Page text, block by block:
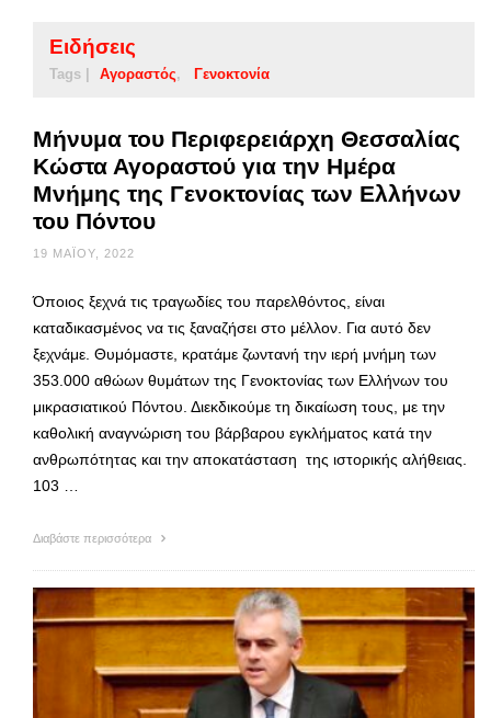
Ειδήσεις
Tags | Αγοραστός Γενοκτονία
Μήνυμα του Περιφερειάρχη Θεσσαλίας
Κώστα Αγοραστού για την Ημέρα
Μνήμης της Γενοκτονίας των Ελλήνων
του Πόντου
19 ΜΑΪ́ΟΥ, 2022
Όποιος ξεχνά τις τραγωδίες του παρελθόντος, είναι
καταδικασμένος να τις ξαναζήσει στο μέλλον. Για αυτό δεν
ξεχνάμε. Θυμόμαστε, κρατάμε ζωντανή την ιερή μνήμη των
353.000 αθώων θυμάτων της Γενοκτονίας των Ελλήνων του
μικρασιατικού Πόντου. Διεκδικούμε τη δικαίωση τους, με την
καθολική αναγνώριση του βάρβαρου εγκλήματος κατά την
ανθρωπότητας και την αποκατάσταση της ιστορικής αλήθειας.
103 …
Διαβάστε περισσότερα